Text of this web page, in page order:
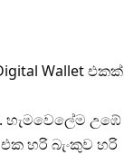
Wallet එකක්
උඹේ
හරි බැංකුව හරි